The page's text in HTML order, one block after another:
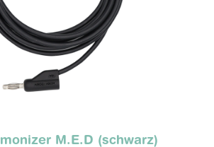
M.E.D (schwarz)